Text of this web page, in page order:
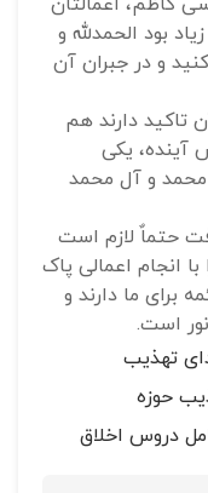
بود الحمدلله و
و در جبران آن
تاکید دارند هم
آینده، یکی
محمد و آل محمد
حتماٌ لازم است
انجام اعمالی پاک
برای ما دارند و
است.
تهذیب
حوزه
دروس اخلاق